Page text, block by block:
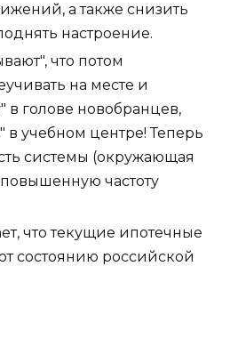
а также снизить
настроение.
что потом
на месте и
в голове новобранцев,
в учебном центре! Теперь
системы (окружающая
частоту
что текущие ипотечные
состоянию российской